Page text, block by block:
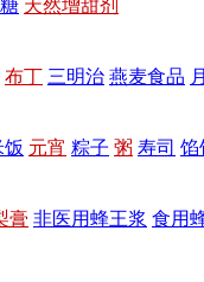
天然增甜剂
布丁 三明治 燕麦食品
饭 元宵 粽子 粥 寿司 馅
膏 非医用蜂王浆 食用